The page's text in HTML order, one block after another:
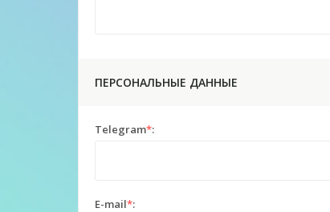
ПЕРСОНАЛЬНЫЕ ДАННЫЕ
Telegram*:
E-mail*: